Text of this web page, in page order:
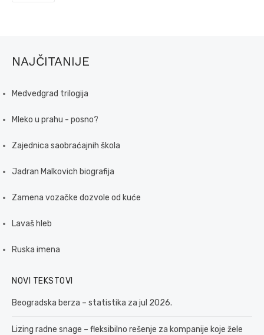
NAJČITANIJE
Medvedgrad trilogija
Mleko u prahu - posno?
Zajednica saobraćajnih škola
Jadran Malkovich biografija
Zamena vozačke dozvole od kuće
Lavaš hleb
Ruska imena
NOVI TEKSTOVI
Beogradska berza – statistika za jul 2026.
Lizing radne snage – fleksibilno rešenje za kompanije koje žele